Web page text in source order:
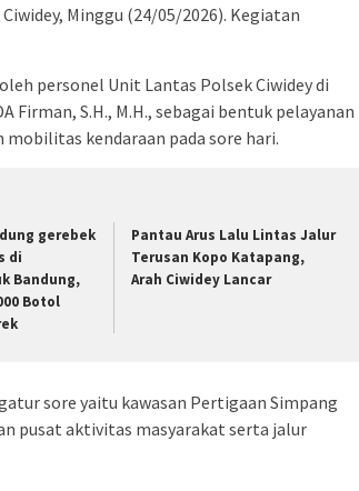
Minggu (24/05/2026). Kegiatan
personel Unit Lantas Polsek Ciwidey di
Firman, S.H., M.H., sebagai bentuk pelayanan
kendaraan pada sore hari.
gerebek
di
Bandung,
Botol
Pantau Arus Lalu Lintas Jalur
Terusan Kopo Katapang,
Arah Ciwidey Lancar
sore yaitu kawasan Pertigaan Simpang
pusat aktivitas masyarakat serta jalur